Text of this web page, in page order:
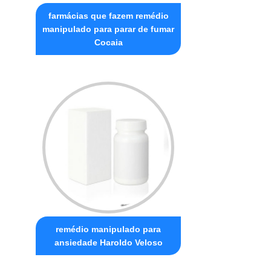
farmácias que fazem remédio
manipulado para parar de fumar
Cocaia
remédio manipulado para
ansiedade Haroldo Veloso